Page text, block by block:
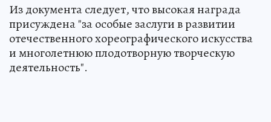
Из документа следует, что высокая награда
присуждена "за особые заслуги в развитии
отечественного хореографического искусства
и многолетнюю плодотворную творческую
деятельность".